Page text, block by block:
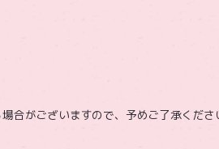
合がございますので、予めご了承くださ